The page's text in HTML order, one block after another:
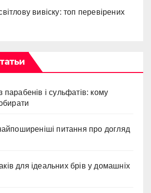
вивіску: топ перевірених
парабенів і сульфатів: кому
питання про догляд
для ідеальних брів у домашніх